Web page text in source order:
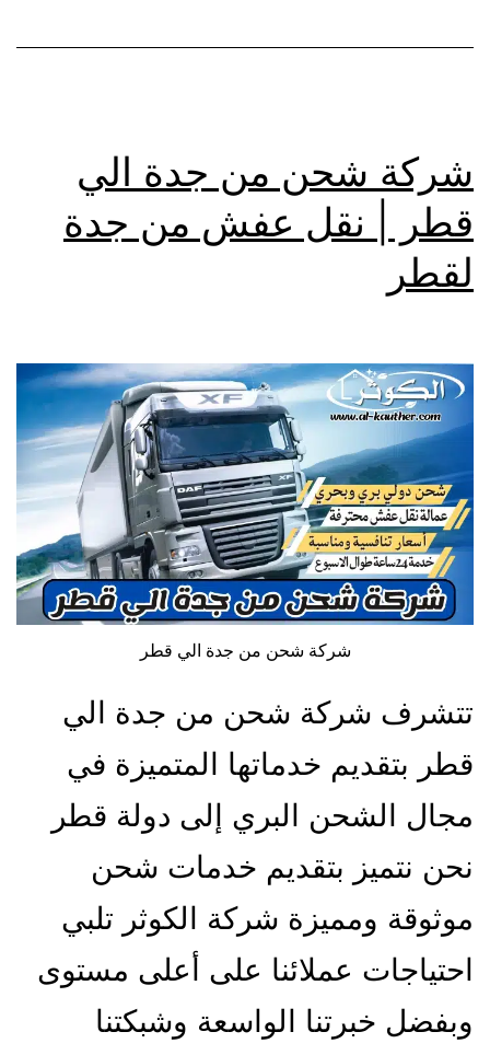
شركة شحن من جدة الي
قطر | نقل عفش من جدة
لقطر
شركة شحن من جدة الي قطر
تتشرف شركة شحن من جدة الي
قطر بتقديم خدماتها المتميزة في
مجال الشحن البري إلى دولة قطر
نحن نتميز بتقديم خدمات شحن
موثوقة ومميزة شركة الكوثر تلبي
احتياجات عملائنا على أعلى مستوى
وبفضل خبرتنا الواسعة وشبكتنا